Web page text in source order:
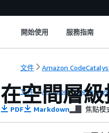
開始使用 服務指南
文件 Amazon
文件 Amazon
在空間層
PDF Markdown 焦點模